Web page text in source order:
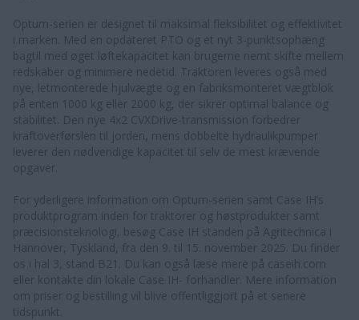
Optum-serien er designet til maksimal fleksibilitet og effektivitet
i marken. Med en opdateret PTO og et nyt 3-punktsophæng
bagtil med øget løftekapacitet kan brugerne nemt skifte mellem
redskaber og minimere nedetid. Traktoren leveres også med
nye, letmonterede hjulvægte og en fabriksmonteret vægtblok
på enten 1000 kg eller 2000 kg, der sikrer optimal balance og
stabilitet. Den nye 4x2 CVXDrive-transmission forbedrer
kraftoverførslen til jorden, mens dobbelte hydraulikpumper
leverer den nødvendige kapacitet til selv de mest krævende
opgaver.
For yderligere information om Optum-serien samt Case IH’s
produktprogram inden for traktorer og høstprodukter samt
præcisionsteknologi, besøg Case IH standen på Agritechnica i
Hannover, Tyskland, fra den 9. til 15. november 2025. Du finder
os i hal 3, stand B21. Du kan også læse mere på caseih.com
eller kontakte din lokale Case IH- forhandler. Mere information
om priser og bestilling vil blive offentliggjort på et senere
tidspunkt.